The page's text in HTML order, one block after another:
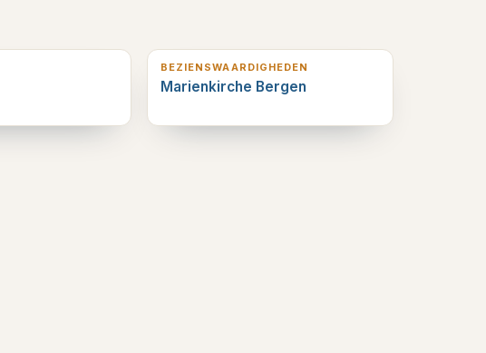
BEZIENSWAARDIGHEDEN
Marienkirche Bergen